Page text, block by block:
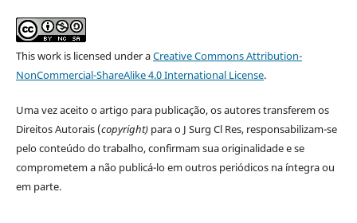
This work is licensed under aCreative Commons Attribution-
NonCommercial-ShareAlike 4.0 International License.
Uma vez aceito o artigo para publicação, os autores transferem os
Direitos Autorais (copyright) para o J Surg Cl Res, responsabilizam-se
pelo conteúdo do trabalho, confirmam sua originalidade e se
comprometem a não publicá-lo em outros periódicos na íntegra ou
em parte.